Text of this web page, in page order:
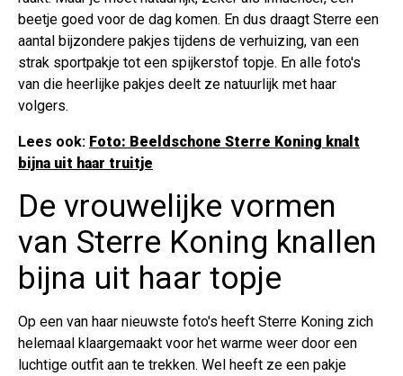
beetje goed voor de dag komen. En dus draagt Sterre een
aantal bijzondere pakjes tijdens de verhuizing, van een
strak sportpakje tot een spijkerstof topje. En alle foto's
van die heerlijke pakjes deelt ze natuurlijk met haar
volgers.
Lees ook: Foto: Beeldschone Sterre Koning knalt
bijna uit haar truitje
De vrouwelijke vormen
van Sterre Koning knallen
bijna uit haar topje
Op een van haar nieuwste foto's heeft Sterre Koning zich
helemaal klaargemaakt voor het warme weer door een
luchtige outfit aan te trekken. Wel heeft ze een pakje